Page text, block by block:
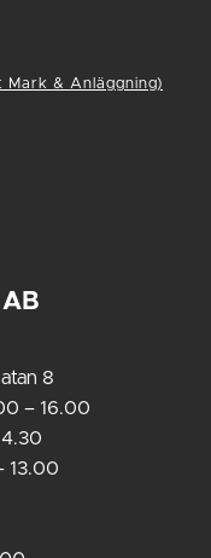
Mark & Anläggning)
8
– 16.00
13.00